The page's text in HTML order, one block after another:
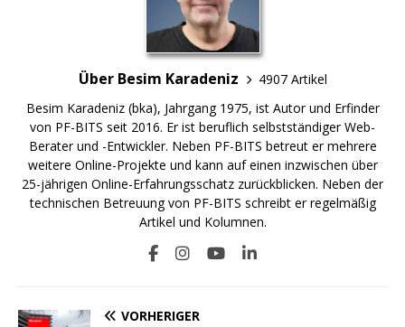
Über Besim Karadeniz
4907 Artikel
Besim Karadeniz (bka), Jahrgang 1975, ist Autor und Erfinder
von PF-BITS seit 2016. Er ist beruflich selbstständiger Web-
Berater und -Entwickler. Neben PF-BITS betreut er mehrere
weitere Online-Projekte und kann auf einen inzwischen über
25-jährigen Online-Erfahrungsschatz zurückblicken. Neben der
technischen Betreuung von PF-BITS schreibt er regelmäßig
Artikel und Kolumnen.
VORHERIGER